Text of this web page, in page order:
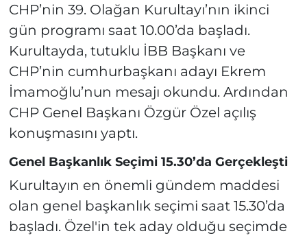
CHP’nin 39. Olağan Kurultayı’nın ikinci
gün programı saat 10.00’da başladı.
Kurultayda, tutuklu İBB Başkanı ve
CHP’nin cumhurbaşkanı adayı Ekrem
İmamoğlu’nun mesajı okundu. Ardından
CHP Genel Başkanı Özgür Özel açılış
konuşmasını yaptı.
Genel Başkanlık Seçimi 15.30’da Gerçekleşti
Kurultayın en önemli gündem maddesi
olan genel başkanlık seçimi saat 15.30’da
başladı. Özel'in tek aday olduğu seçimde